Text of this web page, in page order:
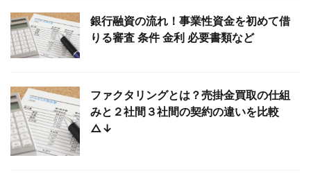
銀行融資の流れ！事業性資金を初めて借
りる審査 条件 金利 必要書類など
ファクタリングとは？売掛金買取の仕組
みと２社間３社間の契約の違いを比較
△↓